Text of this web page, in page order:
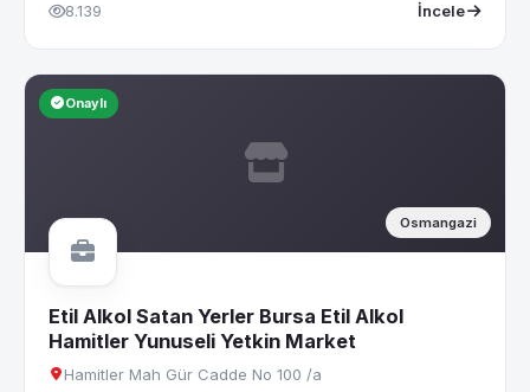
8.139 İncele
Onaylı
Osmangazi
Etil Alkol Satan Yerler Bursa Etil Alkol
Hamitler Yunuseli Yetkin Market
Hamitler Mah Gür Cadde No 100 /a